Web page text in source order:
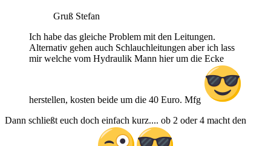
Gruß Stefan
Ich habe das gleiche Problem mit den Leitungen.
Alternativ gehen auch Schlauchleitungen aber ich lass
mir welche vom Hydraulik Mann hier um die Ecke
herstellen, kosten beide um die 40 Euro. Mfg
Dann schließt euch doch einfach kurz.... ob 2 oder 4 macht den